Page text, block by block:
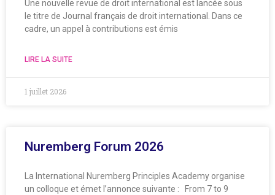
Une nouvelle revue de droit international est lancée sous
le titre de Journal français de droit international. Dans ce
cadre, un appel à contributions est émis
LIRE LA SUITE
1 juillet 2026
Nuremberg Forum 2026
La International Nuremberg Principles Academy organise
un colloque et émet l’annonce suivante : From 7 to 9